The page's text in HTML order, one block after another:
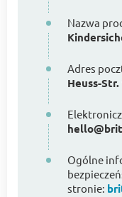
Nazwa
Adres
Heuss-
Ogólne
stronie: